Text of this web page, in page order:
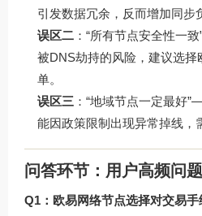
引发数据冗余，反而增加同步
误区二 ：“所有节点安全性一
被DNS劫持的风险，建议选择
单。
误区三 ：“地域节点一定最好
能因政策限制出现异常掉线，
问答环节：用户高频问
Q1：欧易网络节点选择对交易手